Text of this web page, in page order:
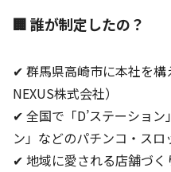
🏢 誰が制定したの？
✔ 群馬県高崎市に本社を構
NEXUS株式会社）
✔ 全国で「D’ステーション
ン」などのパチンコ・ス
✔ 地域に愛される店舗づ